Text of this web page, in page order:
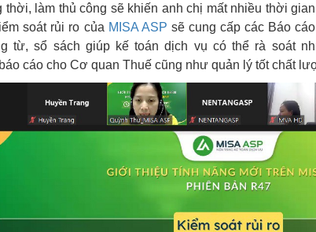
thời, làm thủ công sẽ khiến anh chị mất nhiều thời
soát rủi ro của MISA ASP sẽ cung cấp các Báo
từ, sổ sách giúp kế toán dịch vụ có thể rà soát
cáo cho Cơ quan Thuế cũng như quản lý tốt chất